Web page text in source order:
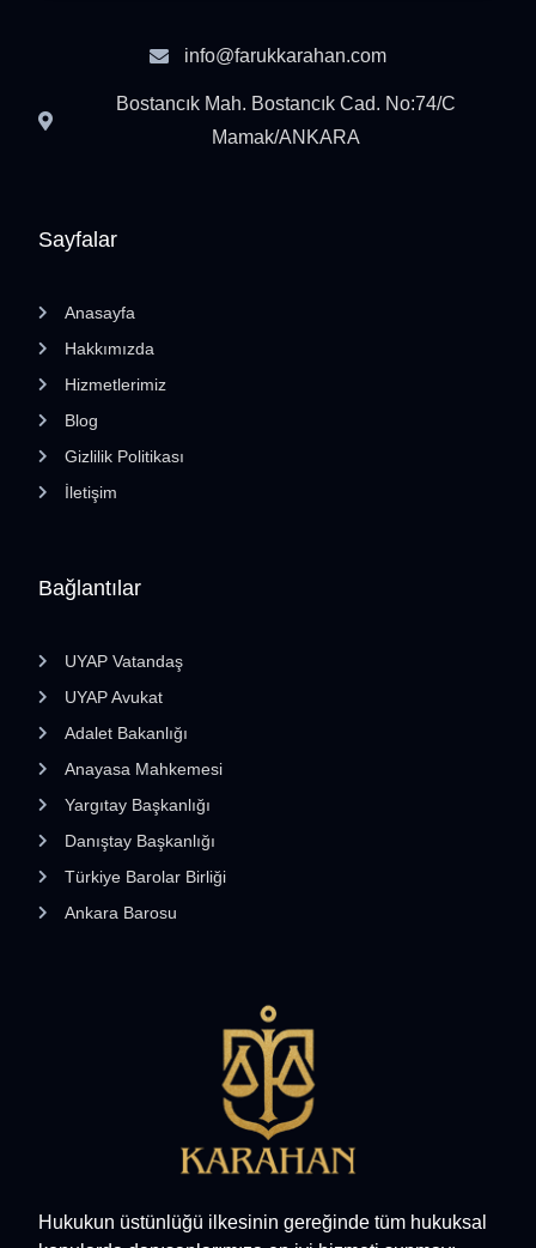
Hukukun üstünlüğü ilkesinin gereğinde tüm hukuksal
Bağlantılar
UYAP Vatandaş
UYAP Avukat
Adalet Bakanlığı
Anayasa Mahkemesi
Yargıtay Başkanlığı
Danıştay Başkanlığı
Türkiye Barolar Birliği
Ankara Barosu
Sayfalar
Anasayfa
Hakkımızda
Hizmetlerimiz
Blog
Gizlilik Politikası
İletişim
info@farukkarahan.com
Bostancık Mah. Bostancık Cad. No:74/C
Mamak/ANKARA